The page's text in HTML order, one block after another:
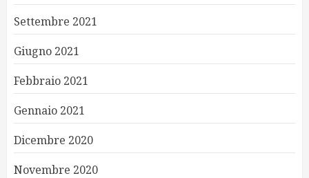
Settembre 2021
Giugno 2021
Febbraio 2021
Gennaio 2021
Dicembre 2020
Novembre 2020